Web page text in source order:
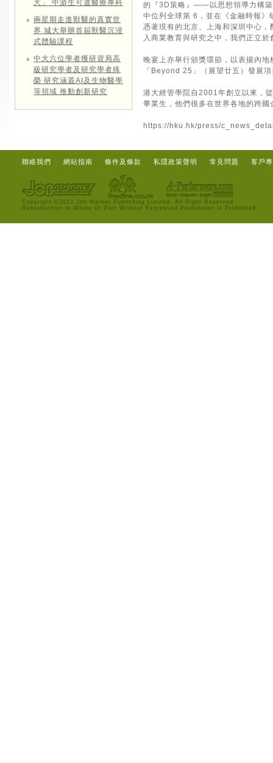
大」 中游生可選醫療專科
兩星期走進獸醫的真實世
界 城大舉辦首屆獸醫沉浸
式體驗課程
中大六位學者獲研資局高
級研究學者及研究學者殊
榮 研究涵蓋AI及生物醫學
等領域 推動創新研究
的『3D策略』——以思想領導力構築
中位列全球第 6，並在《金融時報
憑著現有的北京、上海和深圳中心
入商業教育與研究之中，我們正立
晚宴上亦舉行頒獎環節，以表揚內
「Beyond 25」（展望廿五）發展
港大經管學院自2001年創立以來，
畢業生，他們很多在世界各地的跨
https://hku.hk/press/
聯絡我們 網站指南 條件及條款 私隱政策聲明 常見問題 客戶
Copyright ©2013 Job Market Publishing Limited. All Right Reserved.
Reproduction in Whole Or Part Without Expressed Permission is Prohibited.